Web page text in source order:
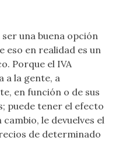
una buena opción
eso en realidad es un
Porque el IVA
a la gente, a
en función o de sus
puede tener el efecto
le devuelves el
de determinado